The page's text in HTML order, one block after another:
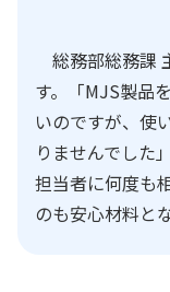
総務部総務課
す。「MJS製品
いのですが、使
りませんでした
担当者に何度も
のも安心材料と